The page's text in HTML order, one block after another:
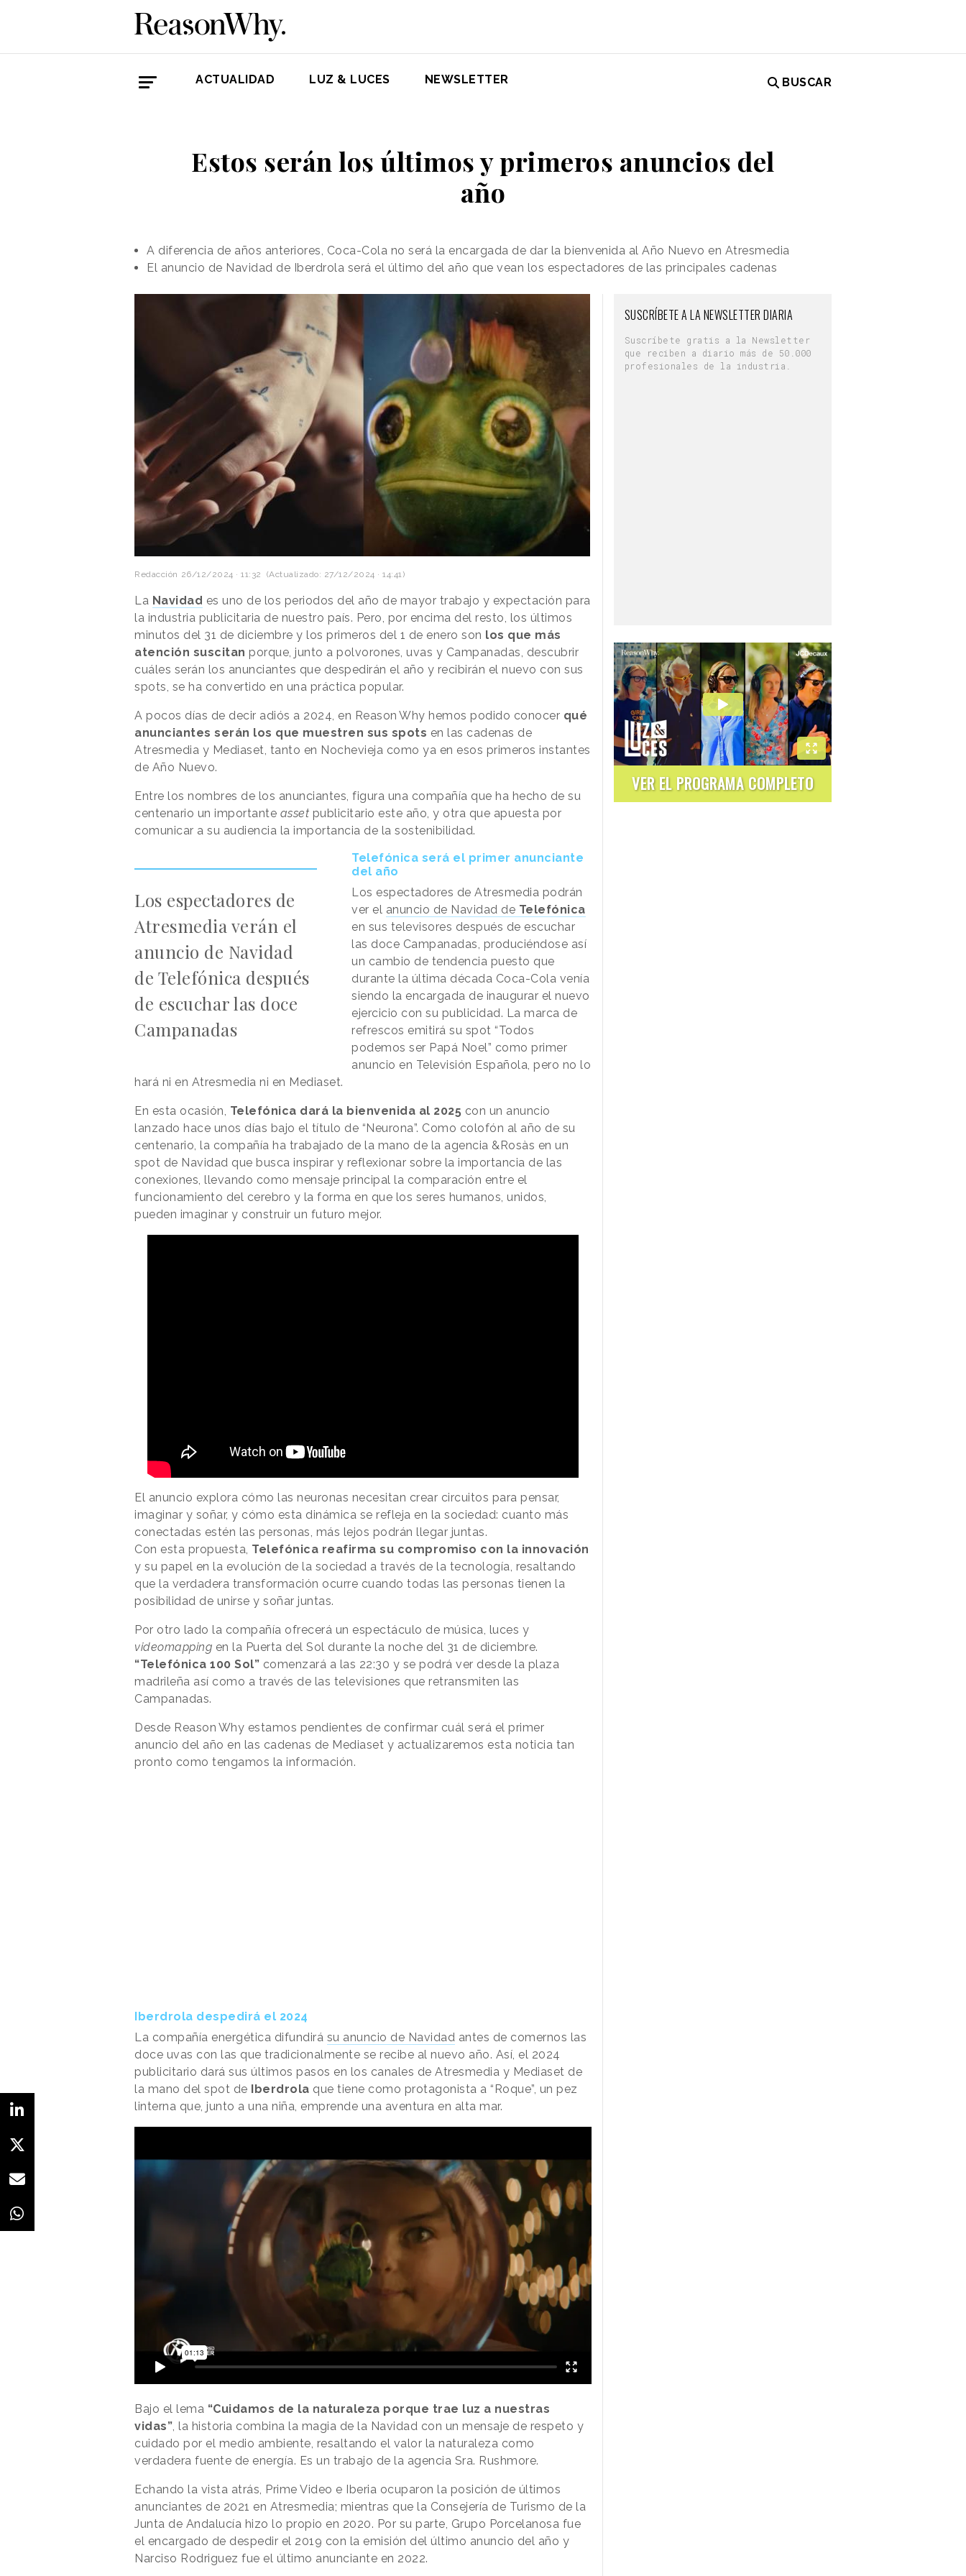
ACTUALIDAD LUZ & LUCES NEWSLETTER BUSCAR
Estos serán los últimos y primeros anuncios del
año
A diferencia de años anteriores, Coca-Cola no será la encargada de dar la bienvenida al Año Nuevo en Atresmedia
El anuncio de Navidad de Iberdrola será el último del año que vean los espectadores de las principales cadenas
Redacción 26/12/2024 · 11:32 (Actualizado: 27/12/2024 · 14:41)
La Navidad es uno de los periodos del año de mayor trabajo y expectación para
la industria publicitaria de nuestro país. Pero, por encima del resto, los últimos
minutos del 31 de diciembre y los primeros del 1 de enero son los que más
atención suscitan porque, junto a polvorones, uvas y Campanadas, descubrir
cuáles serán los anunciantes que despedirán el año y recibirán el nuevo con sus
spots, se ha convertido en una práctica popular.
A pocos días de decir adiós a 2024, en Reason Why hemos podido conocer qué
anunciantes serán los que muestren sus spots en las cadenas de
Atresmedia y Mediaset, tanto en Nochevieja como ya en esos primeros instantes
de Año Nuevo.
Entre los nombres de los anunciantes, figura una compañía que ha hecho de su
centenario un importante asset publicitario este año, y otra que apuesta por
comunicar a su audiencia la importancia de la sostenibilidad.
Los espectadores de
Atresmedia verán el
anuncio de Navidad
de Telefónica después
de escuchar las doce
Campanadas
Telefónica será el primer anunciante
del año
Los espectadores de Atresmedia podrán
ver el anuncio de Navidad de Telefónica
en sus televisores después de escuchar
las doce Campanadas, produciéndose así
un cambio de tendencia puesto que
durante la última década Coca-Cola venía
siendo la encargada de inaugurar el nuevo
ejercicio con su publicidad. La marca de
refrescos emitirá su spot “Todos
podemos ser Papá Noel” como primer
anuncio en Televisión Española, pero no lo
hará ni en Atresmedia ni en Mediaset.
En esta ocasión, Telefónica dará la bienvenida al 2025 con un anuncio
lanzado hace unos días bajo el título de “Neurona”. Como colofón al año de su
centenario, la compañía ha trabajado de la mano de la agencia &Rosàs en un
spot de Navidad que busca inspirar y reflexionar sobre la importancia de las
conexiones, llevando como mensaje principal la comparación entre el
funcionamiento del cerebro y la forma en que los seres humanos, unidos,
pueden imaginar y construir un futuro mejor.
El anuncio explora cómo las neuronas necesitan crear circuitos para pensar,
imaginar y soñar, y cómo esta dinámica se refleja en la sociedad: cuanto más
conectadas estén las personas, más lejos podrán llegar juntas.
Con esta propuesta, Telefónica reafirma su compromiso con la innovación
y su papel en la evolución de la sociedad a través de la tecnología, resaltando
que la verdadera transformación ocurre cuando todas las personas tienen la
posibilidad de unirse y soñar juntas.
Por otro lado la compañía ofrecerá un espectáculo de música, luces y
videomapping en la Puerta del Sol durante la noche del 31 de diciembre.
“Telefónica 100 Sol” comenzará a las 22:30 y se podrá ver desde la plaza
madrileña así como a través de las televisiones que retransmiten las
Campanadas.
Desde Reason Why estamos pendientes de confirmar cuál será el primer
anuncio del año en las cadenas de Mediaset y actualizaremos esta noticia tan
pronto como tengamos la información.
Iberdrola despedirá el 2024
La compañía energética difundirá su anuncio de Navidad antes de comernos las
doce uvas con las que tradicionalmente se recibe al nuevo año. Así, el 2024
publicitario dará sus últimos pasos en los canales de Atresmedia y Mediaset de
la mano del spot de Iberdrola que tiene como protagonista a “Roque”, un pez
linterna que, junto a una niña, emprende una aventura en alta mar.
Bajo el lema “Cuidamos de la naturaleza porque trae luz a nuestras
vidas”, la historia combina la magia de la Navidad con un mensaje de respeto y
cuidado por el medio ambiente, resaltando el valor la naturaleza como
verdadera fuente de energía. Es un trabajo de la agencia Sra. Rushmore.
Echando la vista atrás, Prime Video e Iberia ocuparon la posición de últimos
anunciantes de 2021 en Atresmedia; mientras que la Consejería de Turismo de la
Junta de Andalucía hizo lo propio en 2020. Por su parte, Grupo Porcelanosa fue
el encargado de despedir el 2019 con la emisión del último anuncio del año y
Narciso Rodriguez fue el último anunciante en 2022.
SUSCRÍBETE A LA NEWSLETTER DIARIA
Suscríbete gratis a la Newsletter
que reciben a diario más de 50.000
profesionales de la industria.
VER EL PROGRAMA COMPLETO